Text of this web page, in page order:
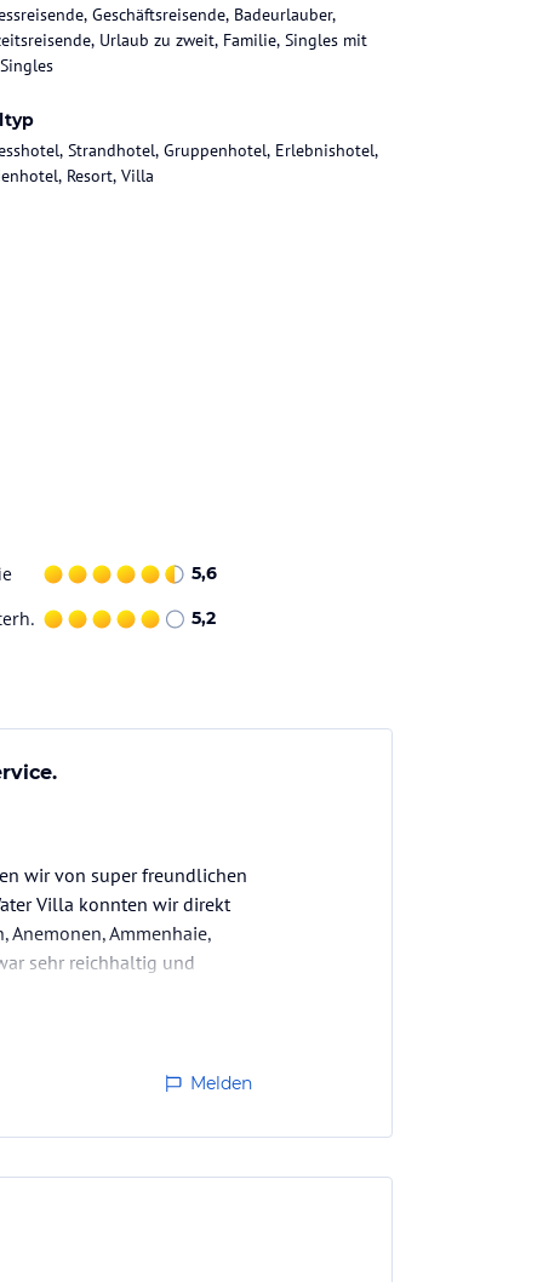
Geschäftsreisende, Badeurlauber,
Urlaub zu zweit, Familie, Singles mit
Strandhotel, Gruppenhotel, Erlebnishotel,
Resort, Villa
5,6
5,2
wir von super freundlichen
Villa konnten wir direkt
Anemonen, Ammenhaie,
sehr reichhaltig und
Melden